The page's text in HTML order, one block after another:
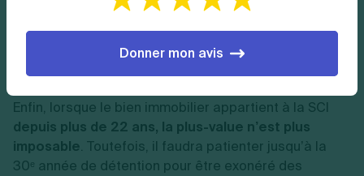
value ? C’est la différence entre le prix
d’acquisition et le prix de cession qui vous permet
de déterminer la plus-value.
Enfin, lorsque le bien immobilier appartient à la SCI
depuis plus de 22 ans, la plus-value n’est plus
imposable. Toutefois, il faudra patienter jusqu’à la
30ᵉ année de détention pour être exonéré des
Donner mon avis